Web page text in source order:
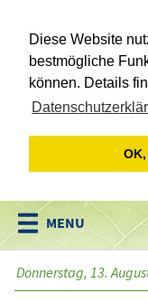
Diese Website
bestmögliche
können. Details
Donnerstag, 13.